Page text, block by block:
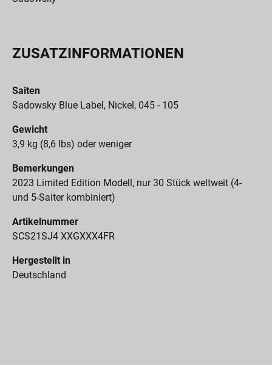
ZUSATZINFORMATIONEN
Saiten
Sadowsky Blue Label, Nickel, 045 - 105
Gewicht
3,9 kg (8,6 lbs) oder weniger
Bemerkungen
2023 Limited Edition Modell, nur 30 Stück weltweit (4-
und 5-Saiter kombiniert)
Artikelnummer
SCS21SJ4 XXGXXX4FR
Hergestellt in
Deutschland